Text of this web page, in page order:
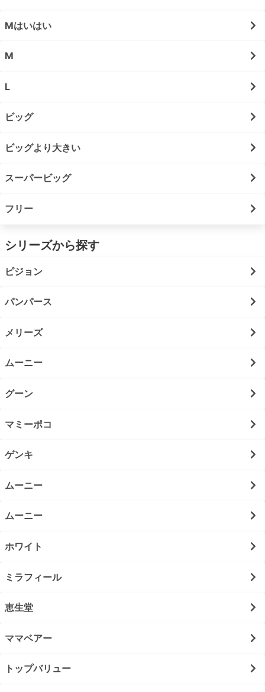
Mはいはい
M
L
ビッグ
ビッグより大きい
スーパービッグ
フリー
シリーズから探す
ピジョン
パンパース
メリーズ
ムーニー
グーン
マミーポコ
ゲンキ
ムーニー
ムーニー
ホワイト
ミラフィール
恵生堂
ママベアー
トップバリュー